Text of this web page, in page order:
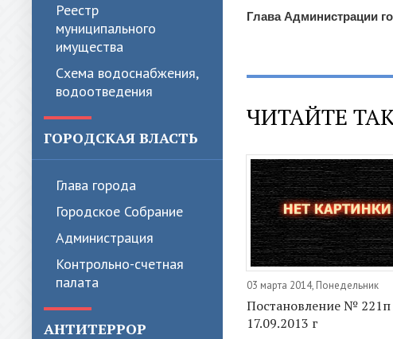
Реестр
муниципального
имущества
Схема водоснабжения,
водоотведения
ГОРОДСКАЯ ВЛАСТЬ
Глава города
Городское Собрание
Администрация
Контрольно-счетная
палата
АНТИТЕРРОР
Глава Администрации
ЧИТАЙТЕ
03 марта 2014, Понедельник
Постановление № 221п
17.09.2013 г